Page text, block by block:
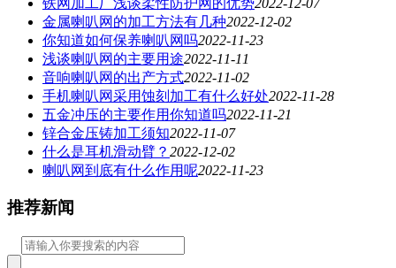
金属喇叭网的加工方法有几种2022-12-02
你知道如何保养喇叭网吗2022-11-23
浅谈喇叭网的主要用途2022-11-11
音响喇叭网的出产方式2022-11-02
手机喇叭网采用蚀刻加工有什么好处2022-11-28
五金冲压的主要作用你知道吗2022-11-21
锌合金压铸加工须知2022-11-07
什么是耳机滑动臂？ 2022-12-02
喇叭网到底有什么作用呢2022-11-23
推荐新闻